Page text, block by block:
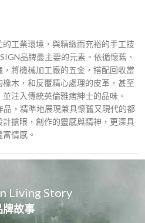
工業環境，與精緻而充裕的手工技
品牌最主要的元素。依循懷舊、
將機械加工廠的五金，搭配回收當
木，和反覆精心處理的皮革，甚至
注入傳統英倫雅痞紳士的品味。
，精準地展現兼具懷舊又現代的都
搶眼，創作的靈感與精神，更深具
情感。
Living Story
牌故事